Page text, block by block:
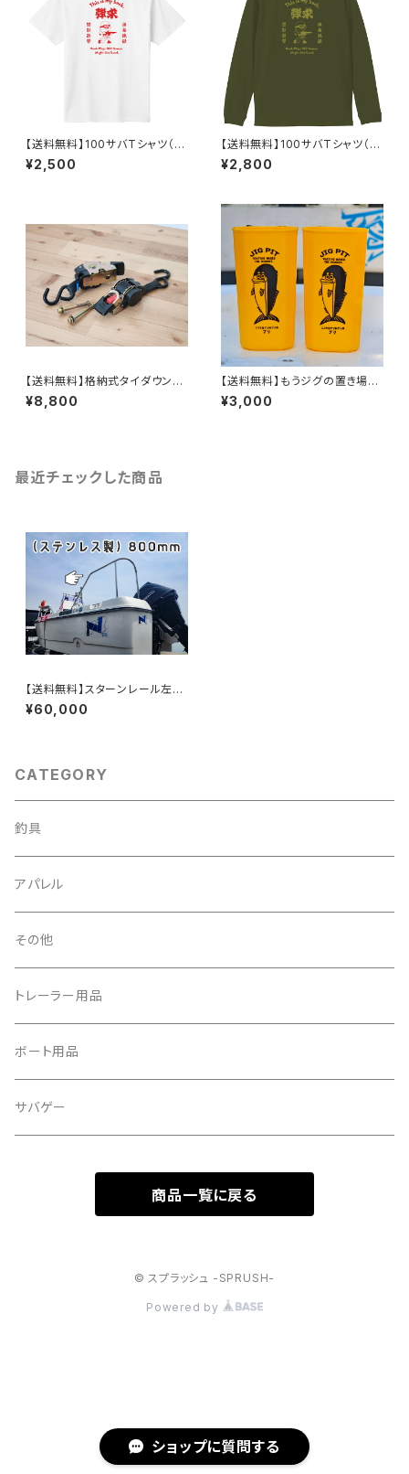
ショップに質問する
【送料無料】100サバTシャツ（半
袖）
¥2,500
【送料無料】100サバTシャツ（長
袖）
¥2,800
【送料無料】格納式タイダウンベ
ルト2個セット【スチール製】お届
けにちょっと時間かかります(汗)
¥8,800
【送料無料】もうジグの置き場に
困らない！ジグピット5個
¥3,000
最近チェックした商品
【送料無料】スターンレール左右
セット（ステンレス製）高さ800
mm
¥60,000
CATEGORY
釣具
アパレル
その他
トレーラー用品
ボート用品
サバゲー
商品一覧に戻る
© スプラッシュ -SPRUSH-
Powered by